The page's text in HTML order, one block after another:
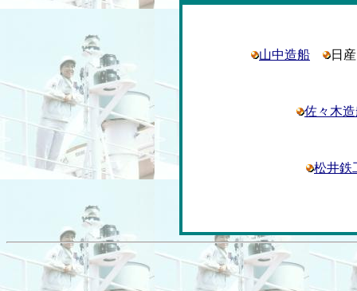
山中造船 日
佐々木
松井鉄